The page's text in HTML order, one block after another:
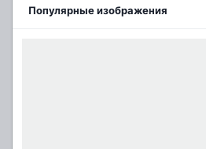
Популярные изображения